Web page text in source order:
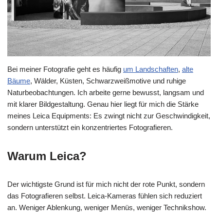
Bei meiner Fotografie geht es häufig um Landschaften, alte
Bäume, Wälder, Küsten, Schwarzweißmotive und ruhige
Naturbeobachtungen. Ich arbeite gerne bewusst, langsam und
mit klarer Bildgestaltung. Genau hier liegt für mich die Stärke
meines Leica Equipments: Es zwingt nicht zur Geschwindigkeit,
sondern unterstützt ein konzentriertes Fotografieren.
Warum Leica?
Der wichtigste Grund ist für mich nicht der rote Punkt, sondern
das Fotografieren selbst. Leica-Kameras fühlen sich reduziert
an. Weniger Ablenkung, weniger Menüs, weniger Technikshow.